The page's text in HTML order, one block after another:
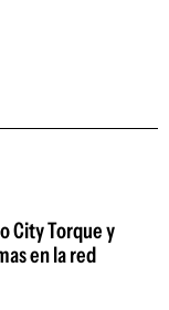
City Torque y
en la red